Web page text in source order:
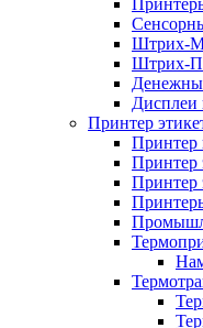
Штрих-
Штрих-
Дисплеи
Принтер
Принтер
Принтер
Принтер